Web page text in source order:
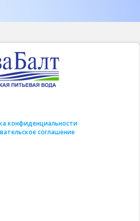
конфиденциальности
соглашение